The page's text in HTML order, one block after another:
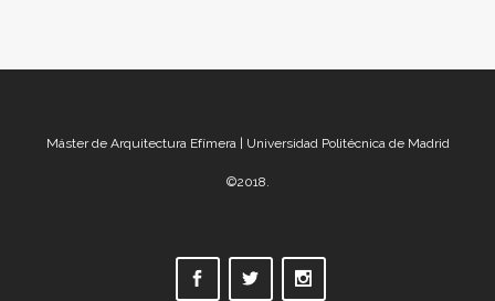
Máster de Arquitectura Efímera | Universidad Politécnica de Madrid
©2018.